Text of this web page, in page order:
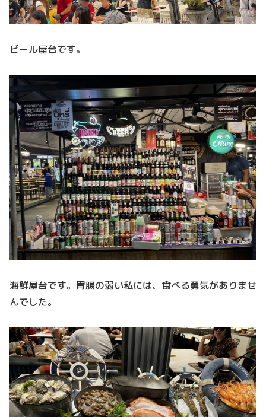
ビール屋台です。
海鮮屋台です。胃腸の弱い私には、食べる勇気がありませ
んでした。